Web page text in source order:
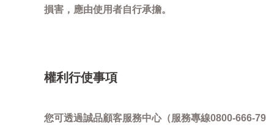
損害，應由使用者自行承擔。
權利行使事項
您可透過誠品顧客服務中心（服務專線0800-666-